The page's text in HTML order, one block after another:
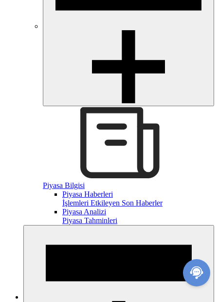
Piyasa Bilgisi
Piyasa Haberleri
İşlemleri Etkileyen Son Haberler
Piyasa Analizi
Piyasa Tahminleri